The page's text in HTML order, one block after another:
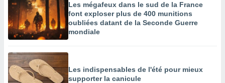
Les mégafeux dans le sud de la France
font exploser plus de 400 munitions
oubliées datant de la Seconde Guerre
mondiale
Les indispensables de l'été pour mieux
supporter la canicule